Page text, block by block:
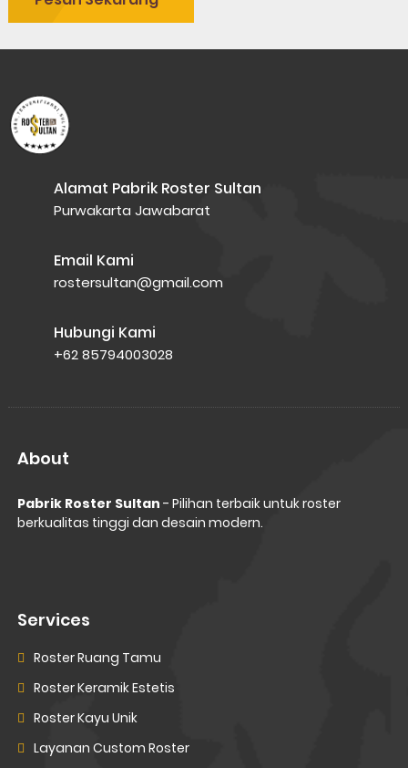
Alamat Pabrik Roster Sultan
Purwakarta Jawabarat
Email Kami
rostersultan@gmail.com
Hubungi Kami
+62 85794003028
About
Pabrik Roster Sultan - Pilihan terbaik untuk roster
berkualitas tinggi dan desain modern.
Services
Roster Ruang Tamu
Roster Keramik Estetis
Roster Kayu Unik
Layanan Custom Roster